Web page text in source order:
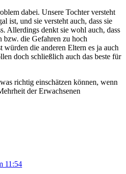
dabei. Unsere Tochter versteht
ist, und sie versteht auch, dass sie
Allerdings denkt sie wohl auch, dass
bzw. die Gefahren zu hoch
würden die anderen Eltern es ja auch
doch schließlich auch das beste für
richtig einschätzen können, wenn
der Erwachsenen
11:54